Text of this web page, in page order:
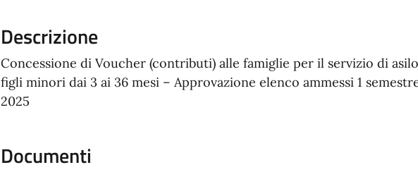
Descrizione
Concessione di Voucher (contributi) alle famiglie per il servizio di
figli minori dai 3 ai 36 mesi – Approvazione elenco ammessi 1
2025
Documenti